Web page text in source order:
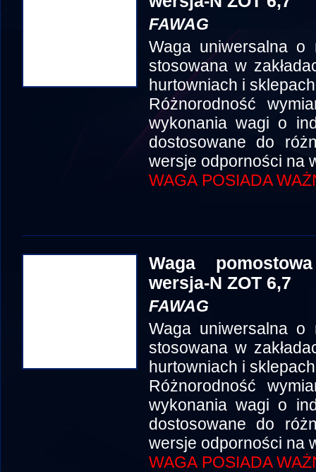
FAWAG
Waga uniwersalna
stosowana w
hurtowniach i
Różnorodność
wykonania wagi o
dostosowane do
wersje odporności na
WAGA POSIADA
Waga
wersja-N ZOT 6,7
FAWAG
Waga uniwersalna
stosowana w
hurtowniach i
Różnorodność
wykonania wagi o
dostosowane do
wersje odporności na
WAGA POSIADA